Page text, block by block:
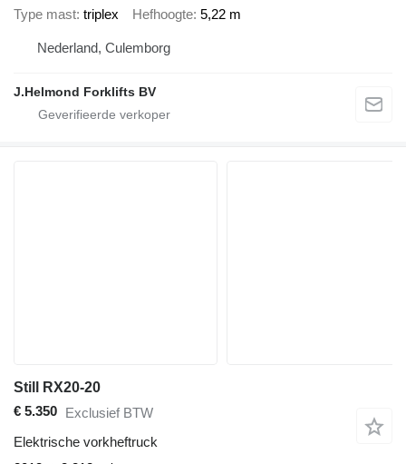
Type mast triplex Hefhoogte 5,22 m
Nederland, Culemborg
J.Helmond Forklifts BV
Still RX20-20
€ 5.350 Exclusief BTW
Elektrische vorkheftruck